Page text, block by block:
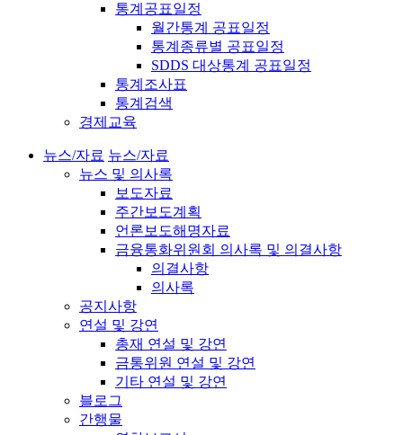
통계공표일정
월간통계 공표일정
통계종류별 공표일정
SDDS 대상통계 공표일정
통계조사표
통계검색
경제교육
뉴스/자료 뉴스/자료
뉴스 및 의사록
보도자료
주간보도계획
언론보도해명자료
금융통화위원회 의사록 및 의결사항
의결사항
의사록
공지사항
연설 및 강연
총재 연설 및 강연
금통위원 연설 및 강연
기타 연설 및 강연
블로그
간행물